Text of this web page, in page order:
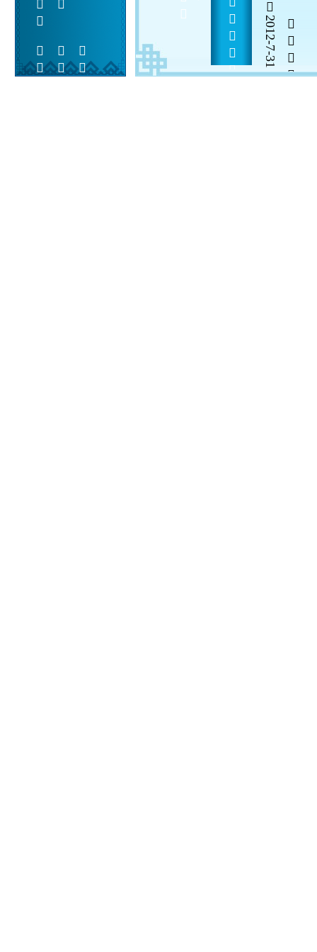
       《    2012-7-31